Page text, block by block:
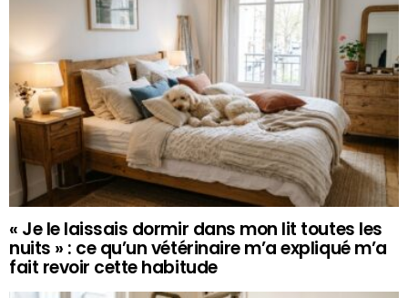
« Je le laissais dormir dans mon lit toutes les
nuits » : ce qu’un vétérinaire m’a expliqué m’a
fait revoir cette habitude